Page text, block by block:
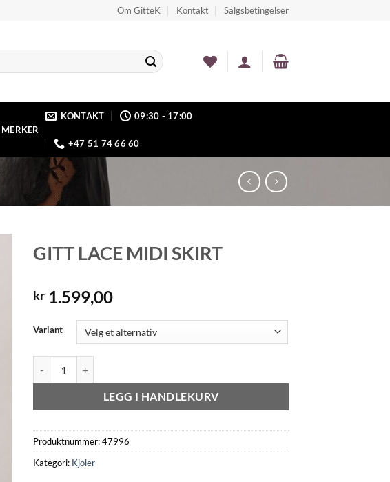
Om GitteK Kontakt Salgsbetingelser
MERKER
KONTAKT 09:30 - 17:00
+47 51 74 66 60
GITT LACE MIDI SKIRT
kr 1.599,00
Variant
LEGG I HANDLEKURV
Produktnummer:47996
Kategori: Kjoler